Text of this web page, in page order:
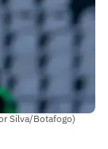
Silva/Botafogo)